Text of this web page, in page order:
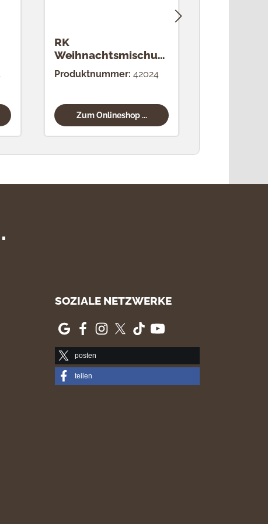
RK
Weihnachtsmischun
g (24 Stück)
Produktnummer: 42024
Zum Onlineshop ...
SOZIALE NETZWERKE
posten
teilen